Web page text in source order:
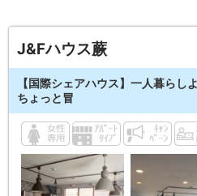
J&Fハウス蕨
【国際シェアハウス】一人暮らし
ちょっと冒